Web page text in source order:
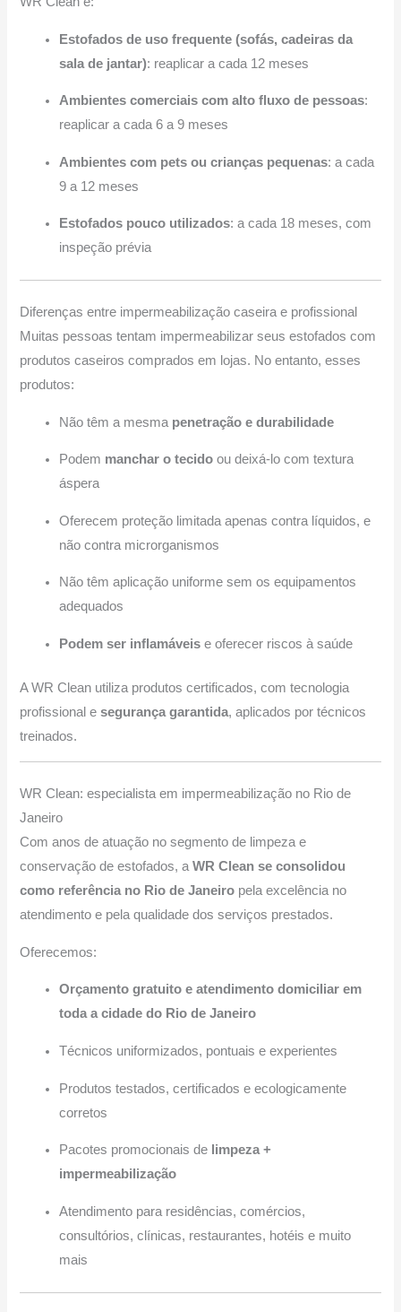
Estofados de uso frequente (sofás, cadeiras da
sala de jantar): reaplicar a cada 12 meses
Ambientes comerciais com alto fluxo de pessoas:
reaplicar a cada 6 a 9 meses
Ambientes com pets ou crianças pequenas: a cada
9 a 12 meses
Estofados pouco utilizados: a cada 18 meses, com
inspeção prévia
Diferenças entre impermeabilização caseira e profissional
Muitas pessoas tentam impermeabilizar seus estofados com
produtos caseiros comprados em lojas. No entanto, esses
produtos:
Não têm a mesma penetração e durabilidade
Podem manchar o tecido ou deixá-lo com textura
áspera
Oferecem proteção limitada apenas contra líquidos, e
não contra microrganismos
Não têm aplicação uniforme sem os equipamentos
adequados
Podem ser inflamáveis e oferecer riscos à saúde
A WR Clean utiliza produtos certificados, com tecnologia
profissional esegurança garantida, aplicados por técnicos
treinados.
WR Clean: especialista em impermeabilização no Rio de
Janeiro
Com anos de atuação no segmento de limpeza e
conservação de estofados, aWR Clean se consolidou
como referência no Rio de Janeiro pela excelência no
atendimento e pela qualidade dos serviços prestados.
Oferecemos:
Orçamento gratuito e atendimento domiciliar em
toda a cidade do Rio de Janeiro
Técnicos uniformizados, pontuais e experientes
Produtos testados, certificados e ecologicamente
corretos
Pacotes promocionais de limpeza +
impermeabilização
Atendimento para residências, comércios,
consultórios, clínicas, restaurantes, hotéis e muito
mais